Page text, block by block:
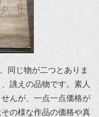
同じ物が二つとありま
誂えの品物です。素人
んが、一点一点価格が
の様な作品の価格や真